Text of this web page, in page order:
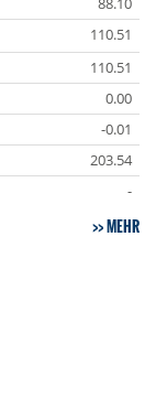
110.51
110.51
0.00
-0.01
203.54
-
MEHR